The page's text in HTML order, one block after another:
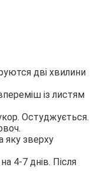
дві хвилини
із листям
Остуджується.
яку зверху
4-7 днів. Після